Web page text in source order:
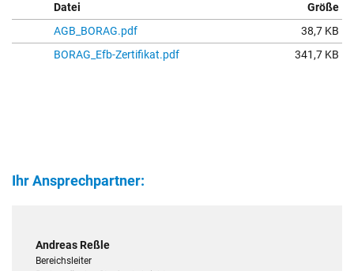
Datei
Größe
AGB_BORAG.pdf
38,7 KB
BORAG_Efb-Zertifikat.pdf
341,7 KB
Ihr Ansprechpartner:
Andreas Reßle
Bereichsleiter